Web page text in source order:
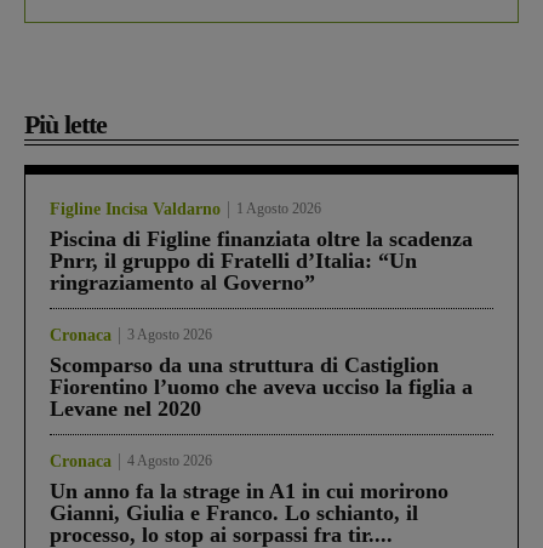
Più lette
Figline Incisa Valdarno 1 Agosto 2026
Piscina di Figline finanziata oltre la scadenza
Pnrr, il gruppo di Fratelli d’Italia: “Un
ringraziamento al Governo”
Cronaca 3 Agosto 2026
Scomparso da una struttura di Castiglion
Fiorentino l’uomo che aveva ucciso la figlia a
Levane nel 2020
Cronaca 4 Agosto 2026
Un anno fa la strage in A1 in cui morirono
Gianni, Giulia e Franco. Lo schianto, il
processo, lo stop ai sorpassi fra tir....